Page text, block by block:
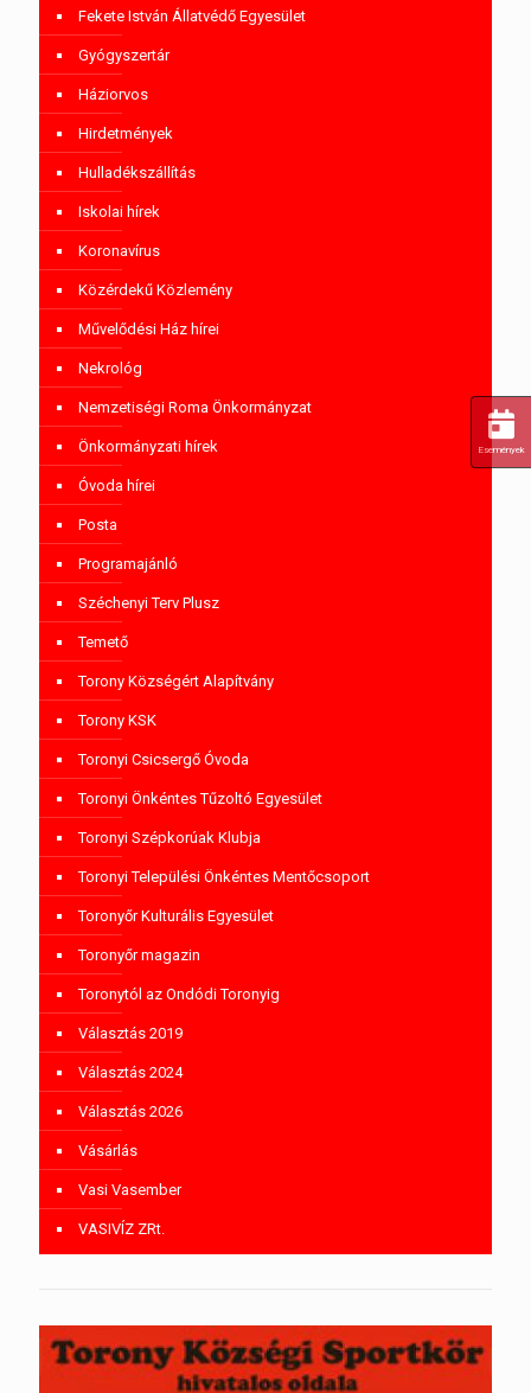
Fekete István Állatvédő Egyesület
Gyógyszertár
Háziorvos
Hirdetmények
Hulladékszállítás
Iskolai hírek
Koronavírus
Közérdekű Közlemény
Művelődési Ház hírei
Nekrológ
Nemzetiségi Roma Önkormányzat
Önkormányzati hírek
Óvoda hírei
Posta
Programajánló
Széchenyi Terv Plusz
Temető
Torony Községért Alapítvány
Torony KSK
Toronyi Csicsergő Óvoda
Toronyi Önkéntes Tűzoltó Egyesület
Toronyi Szépkorúak Klubja
Toronyi Települési Önkéntes Mentőcsoport
Toronyőr Kulturális Egyesület
Toronyőr magazin
Toronytól az Ondódi Toronyig
Választás 2019
Választás 2024
Választás 2026
Vásárlás
Vasi Vasember
VASIVÍZ ZRt.
Események